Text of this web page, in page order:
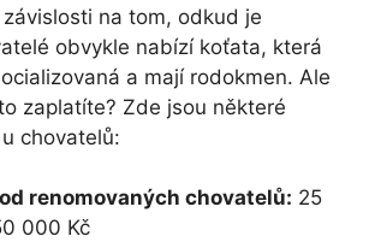
na tom, odkud je
obvykle nabízí koťata, která
a mají rodokmen. Ale
zaplatíte? Zde jsou některé
u chovatelů:
renomovaných chovatelů: 25
000 Kč